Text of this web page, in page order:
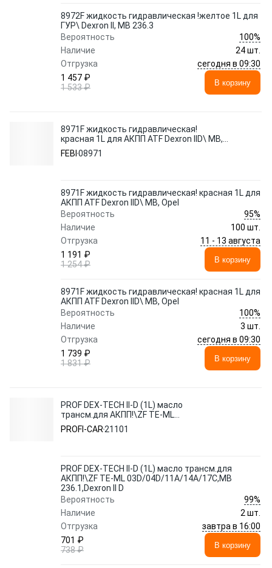
8972F жидкость гидравлическая !желтое 1L для
ГУР\ Dexron II, MB 236.3
Вероятность
100%
Наличие
24 шт.
Отгрузка
сегодня в 09:30
1 457 ₽
1 533 ₽
В корзину
8971F жидкость гидравлическая!
красная 1L для АКПП ATF Dexron IID\ MB,
Opel
FEBI 08971
8971F жидкость гидравлическая! красная 1L для
АКПП ATF Dexron IID\ MB, Opel
Вероятность
95%
Наличие
100 шт.
Отгрузка
11 - 13 августа
1 191 ₽
1 254 ₽
В корзину
8971F жидкость гидравлическая! красная 1L для
АКПП ATF Dexron IID\ MB, Opel
Вероятность
100%
Наличие
3 шт.
Отгрузка
сегодня в 09:30
1 739 ₽
1 831 ₽
В корзину
PROF DEX-TECH II-D (1L) масло
трансм.для АКПП!\ZF TE-ML
03D/04D/11A/14A/17C,MB 236.1,Dexron II D
PROFI-CAR 21101
PROF DEX-TECH II-D (1L) масло трансм.для
АКПП!\ZF TE-ML 03D/04D/11A/14A/17C,MB
236.1,Dexron II D
Вероятность
99%
Наличие
2 шт.
Отгрузка
завтра в 16:00
701 ₽
738 ₽
В корзину